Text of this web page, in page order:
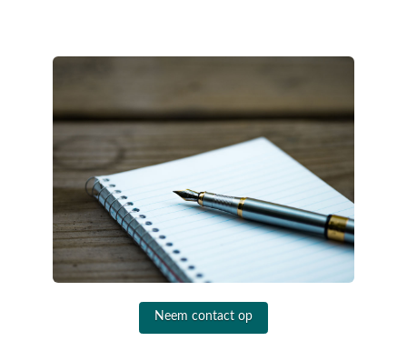
Neem contact op